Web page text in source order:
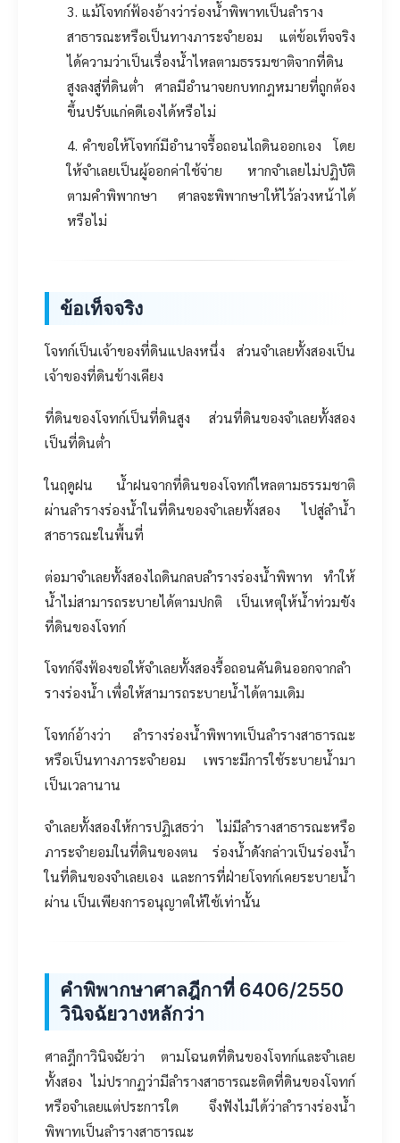
แม้โจทก์ฟ้องอ้างว่าร่องน้ำพิพาทเป็นลำราง
สาธารณะหรือเป็นทางภาระจำยอม แต่ข้อเท็จจริง
ได้ความว่าเป็นเรื่องน้ำไหลตามธรรมชาติจากที่ดิน
สูงลงสู่ที่ดินต่ำ ศาลมีอำนาจยกบทกฎหมายที่ถูกต้อง
ขึ้นปรับแก่คดีเองได้หรือไม่
คำขอให้โจทก์มีอำนาจรื้อถอนไถดินออกเอง โดย
ให้จำเลยเป็นผู้ออกค่าใช้จ่าย หากจำเลยไม่ปฏิบัติ
ตามคำพิพากษา ศาลจะพิพากษาให้ไว้ล่วงหน้าได้
หรือไม่
ข้อเท็จจริง
โจทก์เป็นเจ้าของที่ดินแปลงหนึ่ง ส่วนจำเลยทั้งสองเป็น
เจ้าของที่ดินข้างเคียง
ที่ดินของโจทก์เป็นที่ดินสูง ส่วนที่ดินของจำเลยทั้งสอง
เป็นที่ดินต่ำ
ในฤดูฝน น้ำฝนจากที่ดินของโจทก์ไหลตามธรรมชาติ
ผ่านลำรางร่องน้ำในที่ดินของจำเลยทั้งสอง ไปสู่ลำน้ำ
สาธารณะในพื้นที่
ต่อมาจำเลยทั้งสองไถดินกลบลำรางร่องน้ำพิพาท ทำให้
น้ำไม่สามารถระบายได้ตามปกติ เป็นเหตุให้น้ำท่วมขัง
ที่ดินของโจทก์
โจทก์จึงฟ้องขอให้จำเลยทั้งสองรื้อถอนคันดินออกจากลำ
รางร่องน้ำ เพื่อให้สามารถระบายน้ำได้ตามเดิม
โจทก์อ้างว่า ลำรางร่องน้ำพิพาทเป็นลำรางสาธารณะ
หรือเป็นทางภาระจำยอม เพราะมีการใช้ระบายน้ำมา
เป็นเวลานาน
จำเลยทั้งสองให้การปฏิเสธว่า ไม่มีลำรางสาธารณะหรือ
ภาระจำยอมในที่ดินของตน ร่องน้ำดังกล่าวเป็นร่องน้ำ
ในที่ดินของจำเลยเอง และการที่ฝ่ายโจทก์เคยระบายน้ำ
ผ่าน เป็นเพียงการอนุญาตให้ใช้เท่านั้น
คำพิพากษาศาลฎีกาที่ 6406/2550
วินิจฉัยวางหลักว่า
ศาลฎีกาวินิจฉัยว่า ตามโฉนดที่ดินของโจทก์และจำเลย
ทั้งสอง ไม่ปรากฏว่ามีลำรางสาธารณะติดที่ดินของโจทก์
หรือจำเลยแต่ประการใด จึงฟังไม่ได้ว่าลำรางร่องน้ำ
พิพาทเป็นลำรางสาธารณะ